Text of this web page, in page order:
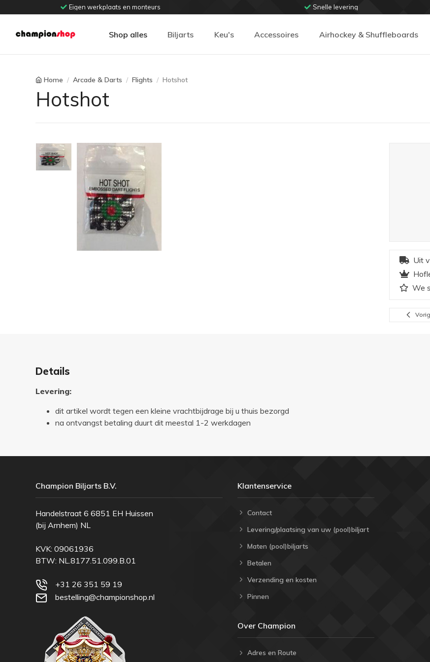
Eigen werkplaats en monteurs Snelle levering
Shop alles Biljarts Keu's Accessoires Airhockey & Shuffleboards
Home Arcade & Darts Flights Hotshot
Hotshot
Uit
We
Details
Levering:
dit artikel wordt tegen een kleine vrachtbijdrage bij u thuis bezorgd
na ontvangst betaling duurt dit meestal 1-2 werkdagen
Champion Biljarts B.V.
Handelstraat 6 6851 EH Huissen
(bij Arnhem) NL
KVK: 09061936
BTW: NL.8177.51.099.B.01
+31 26 351 59 19
bestelling@championshop.nl
Klantenservice
Contact
Levering/plaatsing van uw (pool)biljart
Maten (pool)biljarts
Betalen
Verzending en kosten
Pinnen
Over Champion
Adres en Route